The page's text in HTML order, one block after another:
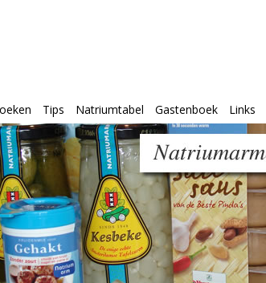
Tips Natriumtabel Gastenboek Links